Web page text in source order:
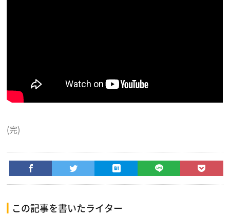
(完)
この記事を書いたライター